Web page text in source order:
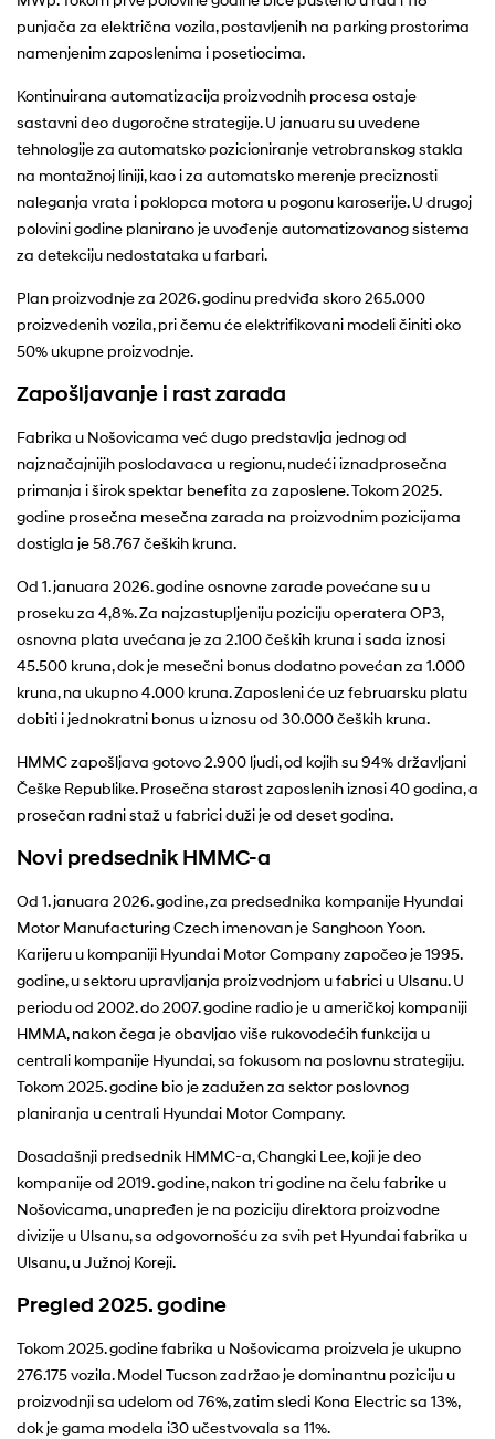
punjača za električna vozila, postavljenih na parking prostorima
namenjenim zaposlenima i posetiocima.
Kontinuirana automatizacija proizvodnih procesa ostaje
sastavni deo dugoročne strategije. U januaru su uvedene
tehnologije za automatsko pozicioniranje vetrobranskog stakla
na montažnoj liniji, kao i za automatsko merenje preciznosti
naleganja vrata i poklopca motora u pogonu karoserije. U drugoj
polovini godine planirano je uvođenje automatizovanog sistema
za detekciju nedostataka u farbari.
Plan proizvodnje za 2026. godinu predviđa skoro 265.000
proizvedenih vozila, pri čemu će elektrifikovani modeli činiti oko
50% ukupne proizvodnje.
Zapošljavanje i rast zarada
Fabrika u Nošovicama već dugo predstavlja jednog od
najznačajnijih poslodavaca u regionu, nudeći iznadprosečna
primanja i širok spektar benefita za zaposlene. Tokom 2025.
godine prosečna mesečna zarada na proizvodnim pozicijama
dostigla je 58.767 čeških kruna.
Od 1. januara 2026. godine osnovne zarade povećane su u
proseku za 4,8%. Za najzastupljeniju poziciju operatera OP3,
osnovna plata uvećana je za 2.100 čeških kruna i sada iznosi
45.500 kruna, dok je mesečni bonus dodatno povećan za 1.000
kruna, na ukupno 4.000 kruna. Zaposleni će uz februarsku platu
dobiti i jednokratni bonus u iznosu od 30.000 čeških kruna.
HMMC zapošljava gotovo 2.900 ljudi, od kojih su 94% državljani
Češke Republike. Prosečna starost zaposlenih iznosi 40 godina, a
prosečan radni staž u fabrici duži je od deset godina.
Novi predsednik HMMC-a
Od 1. januara 2026. godine, za predsednika kompanije Hyundai
Motor Manufacturing Czech imenovan je Sanghoon Yoon.
Karijeru u kompaniji Hyundai Motor Company započeo je 1995.
godine, u sektoru upravljanja proizvodnjom u fabrici u Ulsanu. U
periodu od 2002. do 2007. godine radio je u američkoj kompaniji
HMMA, nakon čega je obavljao više rukovodećih funkcija u
centrali kompanije Hyundai, sa fokusom na poslovnu strategiju.
Tokom 2025. godine bio je zadužen za sektor poslovnog
planiranja u centrali Hyundai Motor Company.
Dosadašnji predsednik HMMC-a, Changki Lee, koji je deo
kompanije od 2019. godine, nakon tri godine na čelu fabrike u
Nošovicama, unapređen je na poziciju direktora proizvodne
divizije u Ulsanu, sa odgovornošću za svih pet Hyundai fabrika u
Ulsanu, u Južnoj Koreji.
Pregled 2025. godine
Tokom 2025. godine fabrika u Nošovicama proizvela je ukupno
276.175 vozila. Model Tucson zadržao je dominantnu poziciju u
proizvodnji sa udelom od 76%, zatim sledi Kona Electric sa 13%,
dok je gama modela i30 učestvovala sa 11%.